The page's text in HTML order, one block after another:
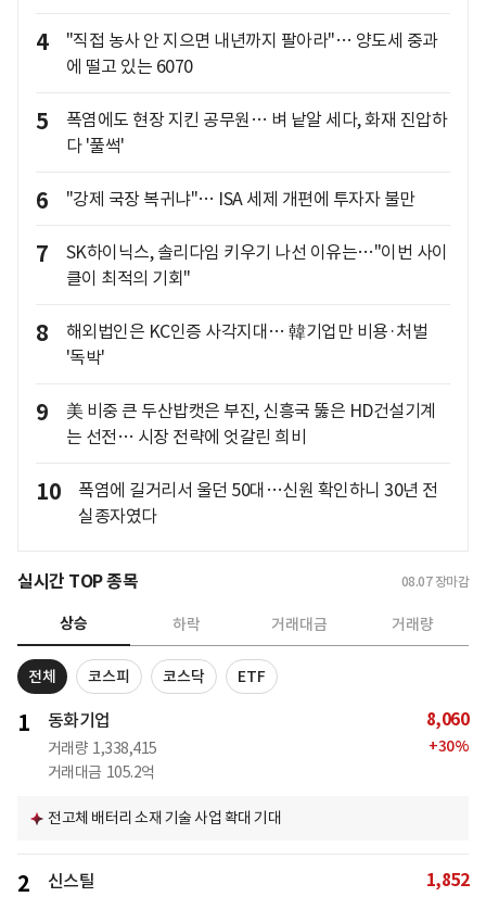
4
"직접 농사 안 지으면 내년까지 팔아라"… 양도세 중과
에 떨고 있는 6070
5
폭염에도 현장 지킨 공무원… 벼 낱알 세다, 화재 진압하
다 '풀썩'
6 "강제 국장 복귀냐"… ISA 세제 개편에 투자자 불만
7
SK하이닉스, 솔리다임 키우기 나선 이유는…"이번 사이
클이 최적의 기회"
8
해외법인은 KC인증 사각지대… 韓기업만 비용·처벌
'독박'
9
美 비중 큰 두산밥캣은 부진, 신흥국 뚫은 HD건설기계
는 선전… 시장 전략에 엇갈린 희비
10
폭염에 길거리서 울던 50대…신원 확인하니 30년 전
실종자였다
실시간 TOP 종목 08.07 장마감
상승 하락 거래대금 거래량
전체 코스피 코스닥 ETF
1 동화기업
거래량 1,338,415
거래대금 105.2억
8,060
+30%
전고체 배터리 소재 기술 사업 확대 기대
2 신스틸 1,852